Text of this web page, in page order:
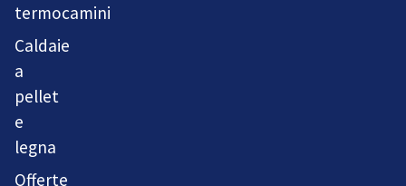
termocamini
Caldaie
a
pellet
e
legna
Offerte